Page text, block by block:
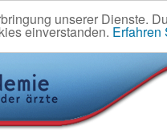
unserer Dienste.
einverstanden. Erfahren